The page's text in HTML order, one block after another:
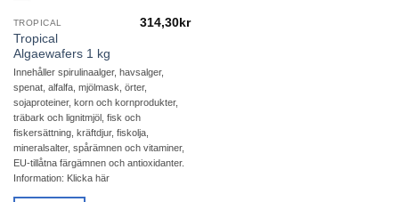
TROPICAL
Tropical
Algaewafers 1 kg
314,30 kr
Innehåller spirulinaalger, havsalger,
spenat, alfalfa, mjölmask, örter,
sojaproteiner, korn och kornprodukter,
träbark och lignitmjöl, fisk och
fiskersättning, kräftdjur, fiskolja,
mineralsalter, spårämnen och vitaminer,
EU-tillåtna färgämnen och antioxidanter.
Information: Klicka här